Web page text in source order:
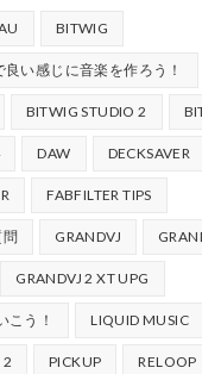
BITWIG
い感じに音楽を作ろう！
BITWIG STUDIO 2
DAW DECKSAVER
FABFILTER TIPS
問 GRANDVJ
GRANDVJ 2 XT UPG
こう！ LIQUID MUSIC
2 PICKUP RELOOP